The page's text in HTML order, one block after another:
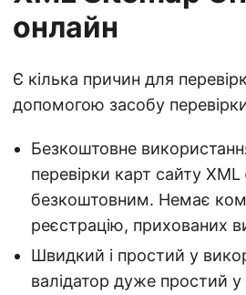
онлайн
Є кілька причин для
допомогою засобу
Безкоштовне
перевірки карт сайту
безкоштовним. Немає
реєстрацію, прихованих
Швидкий і простий у
валідатор дуже простий у